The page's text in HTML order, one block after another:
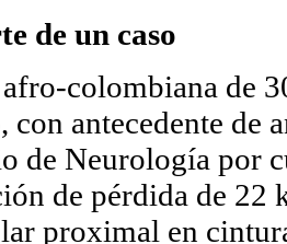
de un caso
colombiana de
con antecedente de
de Neurología por
de pérdida de 22
proximal en